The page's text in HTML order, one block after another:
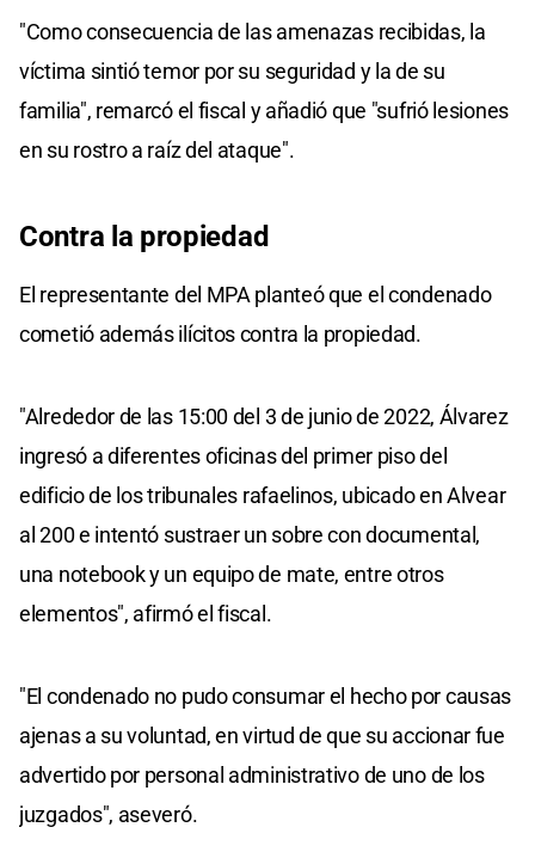
"Como consecuencia de las amenazas recibidas, la
víctima sintió temor por su seguridad y la de su
familia", remarcó el fiscal y añadió que "sufrió lesiones
en su rostro a raíz del ataque".
Contra la propiedad
El representante del MPA planteó que el condenado
cometió además ilícitos contra la propiedad.
"Alrededor de las 15:00 del 3 de junio de 2022, Álvarez
ingresó a diferentes oficinas del primer piso del
edificio de los tribunales rafaelinos, ubicado en Alvear
al 200 e intentó sustraer un sobre con documental,
una notebook y un equipo de mate, entre otros
elementos", afirmó el fiscal.
"El condenado no pudo consumar el hecho por causas
ajenas a su voluntad, en virtud de que su accionar fue
advertido por personal administrativo de uno de los
juzgados", aseveró.